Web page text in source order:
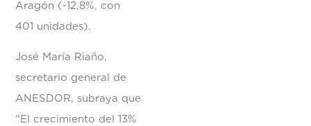
Aragón (-12,8%, con
401 unidades).
José María Riaño,
secretario general de
ANESDOR, subraya que
“El crecimiento del 13%